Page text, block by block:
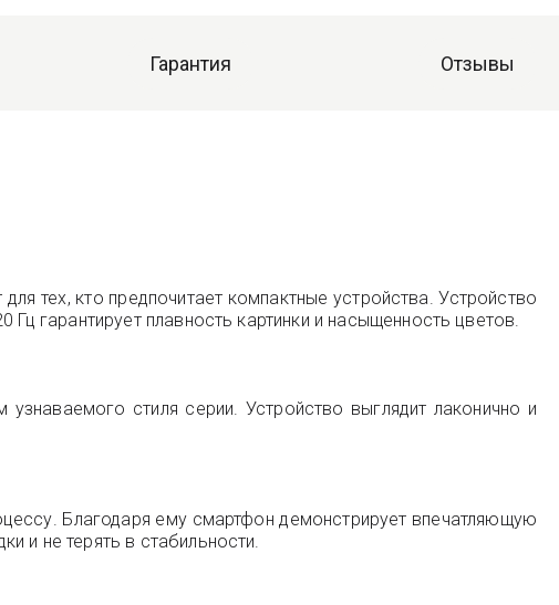
Гарантия Отзывы
тех, кто предпочитает компактные устройства. Устройство
гарантирует плавность картинки и насыщенность цветов.
стиля серии. Устройство выглядит лаконично и
Благодаря ему смартфон демонстрирует впечатляющую
и не терять в стабильности.